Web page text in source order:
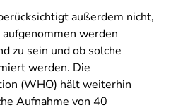
außerdem nicht,
werden
zu sein und ob solche
werden. Die
(WHO) hält weiterhin
Aufnahme von 40